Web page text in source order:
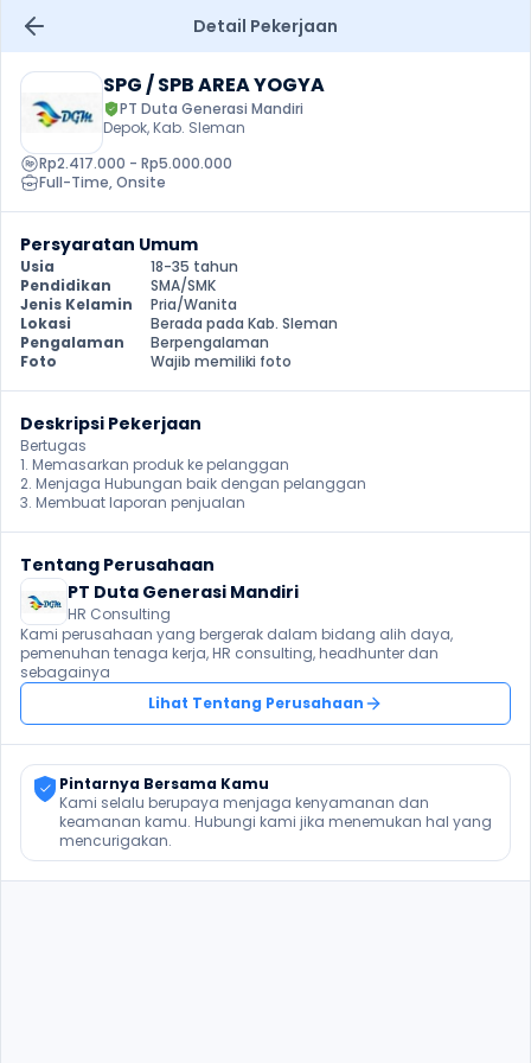
Detail Pekerjaan
SPG / SPB AREA YOGYA
PT Duta Generasi Mandiri
Depok, Kab. Sleman
Rp2.417.000 - Rp5.000.000
Full-Time, Onsite
Persyaratan Umum
Usia
18-35 tahun
Pendidikan
SMA/SMK
Jenis Kelamin
Pria/Wanita
Lokasi
Berada pada Kab. Sleman
Pengalaman
Berpengalaman
Foto
Wajib memiliki foto
Deskripsi Pekerjaan
Bertugas
1. Memasarkan produk ke pelanggan
2. Menjaga Hubungan baik dengan pelanggan
3. Membuat laporan penjualan
Tentang Perusahaan
PT Duta Generasi Mandiri
HR Consulting
Kami perusahaan yang bergerak dalam bidang alih daya,
pemenuhan tenaga kerja, HR consulting, headhunter dan
sebagainya
Lihat Tentang Perusahaan
Pintarnya Bersama Kamu
Kami selalu berupaya menjaga kenyamanan dan
keamanan kamu. Hubungi kami jika menemukan hal yang
mencurigakan.